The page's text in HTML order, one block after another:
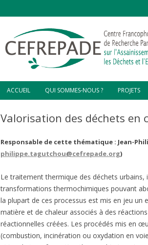
ACCUEIL QUI SOMMES-NOUS ?
L’ÉQUIPE DIRIGEANTE
PROJETS
HAÏTI
ZONE
GROS
PLAINE,
HAÏTI
Valorisation des déchets en
Responsable de cette thématique : Jean-
philippe.tagutchou@cefrepade.org)
Le traitement thermique des déchets
transformations thermochimiques pouvant
la plupart de ces processus est mis en jeu un
matière et de chaleur associés à des
réactionnelles créées. Les procédés mis en
(combustion, incinération ou oxydation en